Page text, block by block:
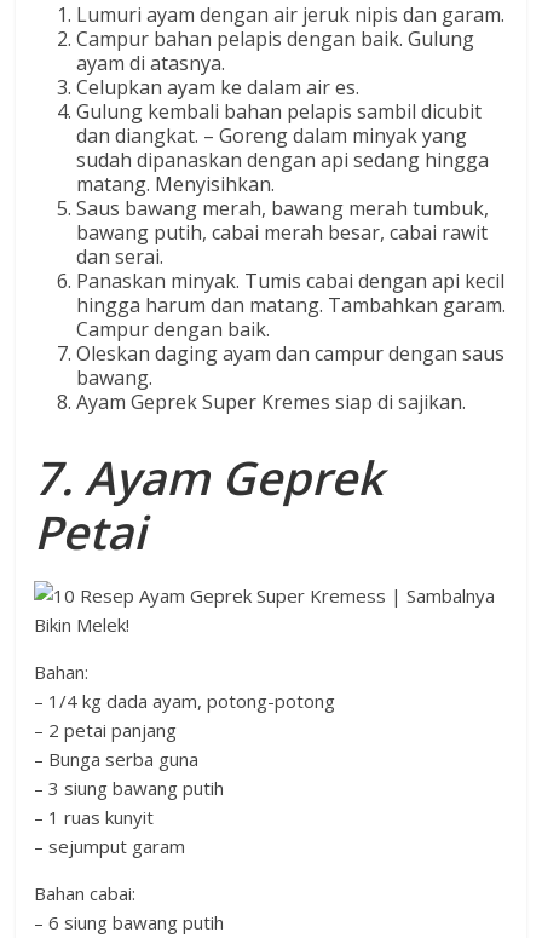
Lumuri ayam dengan air jeruk nipis dan garam.
Campur bahan pelapis dengan baik. Gulung
ayam di atasnya.
Celupkan ayam ke dalam air es.
Gulung kembali bahan pelapis sambil dicubit
dan diangkat. – Goreng dalam minyak yang
sudah dipanaskan dengan api sedang hingga
matang. Menyisihkan.
Saus bawang merah, bawang merah tumbuk,
bawang putih, cabai merah besar, cabai rawit
dan serai.
Panaskan minyak. Tumis cabai dengan api kecil
hingga harum dan matang. Tambahkan garam.
Campur dengan baik.
Oleskan daging ayam dan campur dengan saus
bawang.
Ayam Geprek Super Kremes siap di sajikan.
7. Ayam Geprek
Petai
Bahan:
– 1/4 kg dada ayam, potong-potong
– 2 petai panjang
– Bunga serba guna
– 3 siung bawang putih
– 1 ruas kunyit
– sejumput garam
Bahan cabai:
– 6 siung bawang putih